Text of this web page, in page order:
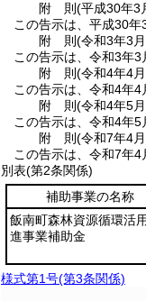
附 則(平成30年3
この告示は、平成30年
附 則(令和3年3
この告示は、令和3年3
附 則(令和4年4
この告示は、令和4年4
附 則(令和4年5
この告示は、令和4年5
附 則(令和7年4
この告示は、令和7年4
別表(第2条関係)
補助事業の名称
飯南町森林資源循環活
進事業補助金
様式第1号(第3条関係)